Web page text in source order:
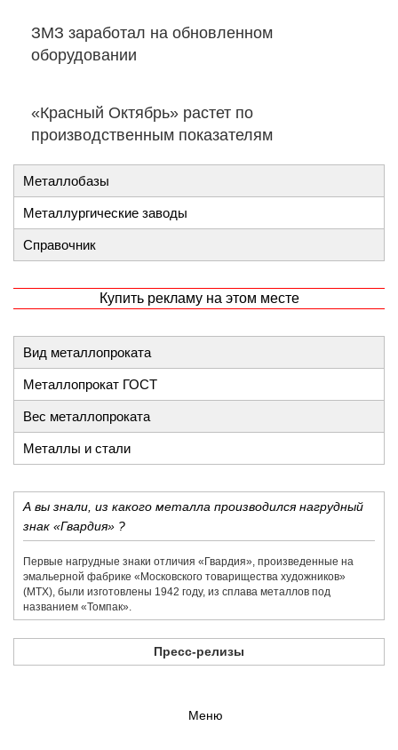
ЗМЗ заработал на обновленном
оборудовании
«Красный Октябрь» растет по
производственным показателям
Металлобазы
Металлургические заводы
Справочник
Купить рекламу на этом месте
Вид металлопроката
Металлопрокат ГОСТ
Вес металлопроката
Металлы и стали
А вы знали, из какого металла производился нагрудный
знак «Гвардия» ?
Первые нагрудные знаки отличия «Гвардия», произведенные на
эмальерной фабрике «​Московского товарищества художников»​
(МТХ), были изготовлены 1942 году, из сплава металлов под
названием «​Томпак».
Пресс-релизы
Меню